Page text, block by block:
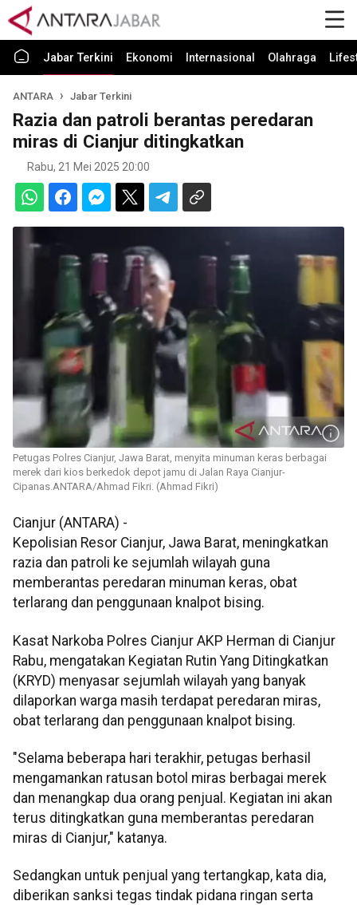
Jabar Terkini Ekonomi Internasional Olahraga
ANTARA Jabar Terkini
Razia dan patroli berantas peredaran
miras di Cianjur ditingkatkan
Rabu, 21 Mei 2025 20:00
Petugas Polres Cianjur, Jawa Barat, menyita minuman keras berbagai
merek dari kios berkedok depot jamu di Jalan Raya Cianjur-
Cipanas.ANTARA/Ahmad Fikri. (Ahmad Fikri)
Cianjur (ANTARA) -
Kepolisian Resor Cianjur, Jawa Barat, meningkatkan
razia dan patroli ke sejumlah wilayah guna
memberantas peredaran minuman keras, obat
terlarang dan penggunaan knalpot bising.
Kasat Narkoba Polres Cianjur AKP Herman di Cianjur
Rabu, mengatakan Kegiatan Rutin Yang Ditingkatkan
(KRYD) menyasar sejumlah wilayah yang banyak
dilaporkan warga masih terdapat peredaran miras,
obat terlarang dan penggunaan knalpot bising.
"Selama beberapa hari terakhir, petugas berhasil
mengamankan ratusan botol miras berbagai merek
dan menangkap dua orang penjual. Kegiatan ini akan
terus ditingkatkan guna memberantas peredaran
miras di Cianjur," katanya.
Sedangkan untuk penjual yang tertangkap, kata dia,
diberikan sanksi tegas tindak pidana ringan serta